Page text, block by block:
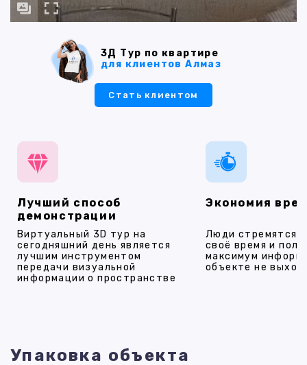
3Д Тур по квартире
для клиентов Алмаз
Стать клиентом
Лучший способ
демонстрации
Виртуальный 3D тур на
сегодняшний день является
лучшим инструментом
передачи визуальной
информации о пространстве
Экономия
Люди стремятся
своё время и
максимум
объекте не
Упаковка объекта